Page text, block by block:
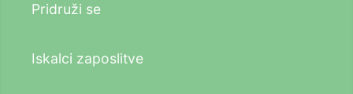
Pridruži se
Iskalci zaposlitve